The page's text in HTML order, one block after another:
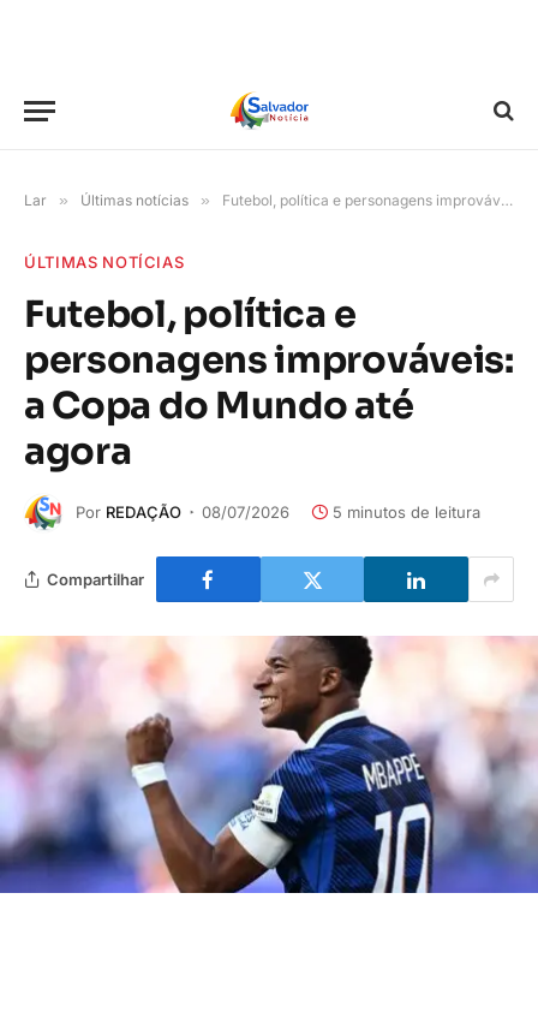
Lar » Últimas notícias » Futebol, política e personagens improváveis: a Copa do Mundo até agora
ÚLTIMAS NOTÍCIAS
Futebol, política e
personagens improváveis:
a Copa do Mundo até
agora
Por REDAÇÃO 08/07/2026 5 minutos de leitura
Compartilhar